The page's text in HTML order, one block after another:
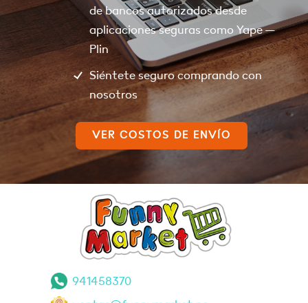
de bancos autorizados desde
aplicaciones seguras como Yape –
Plin
Siéntete seguro comprando con
nosotros
VER COSTOS DE ENVÍO
941458370